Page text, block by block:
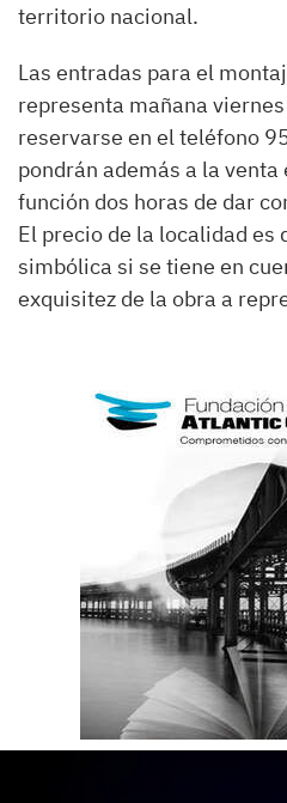
territorio nacional.
Las entradas para el
representa mañana
reservarse en el teléfono
pondrán además a la
función dos horas de dar
El precio de la localidad es
simbólica si se tiene en
exquisitez de la obra a